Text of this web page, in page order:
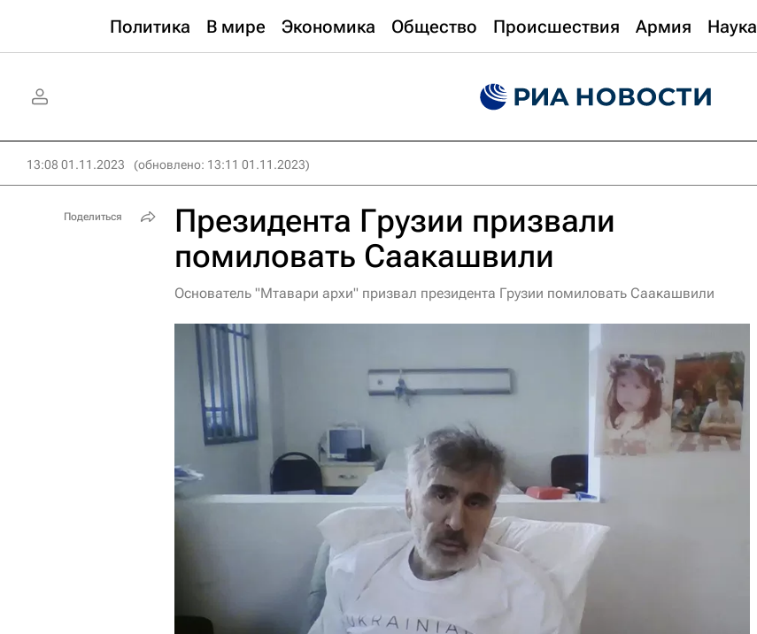
Политика В мире Экономика Общество Происшествия Армия Наука
13:08 01.11.2023 (обновлено: 13:11 01.11.2023)
Президента Грузии призвали
помиловать Саакашвили
Основатель "Мтавари архи" призвал президента Грузии помиловать Саакашвили
Поделиться